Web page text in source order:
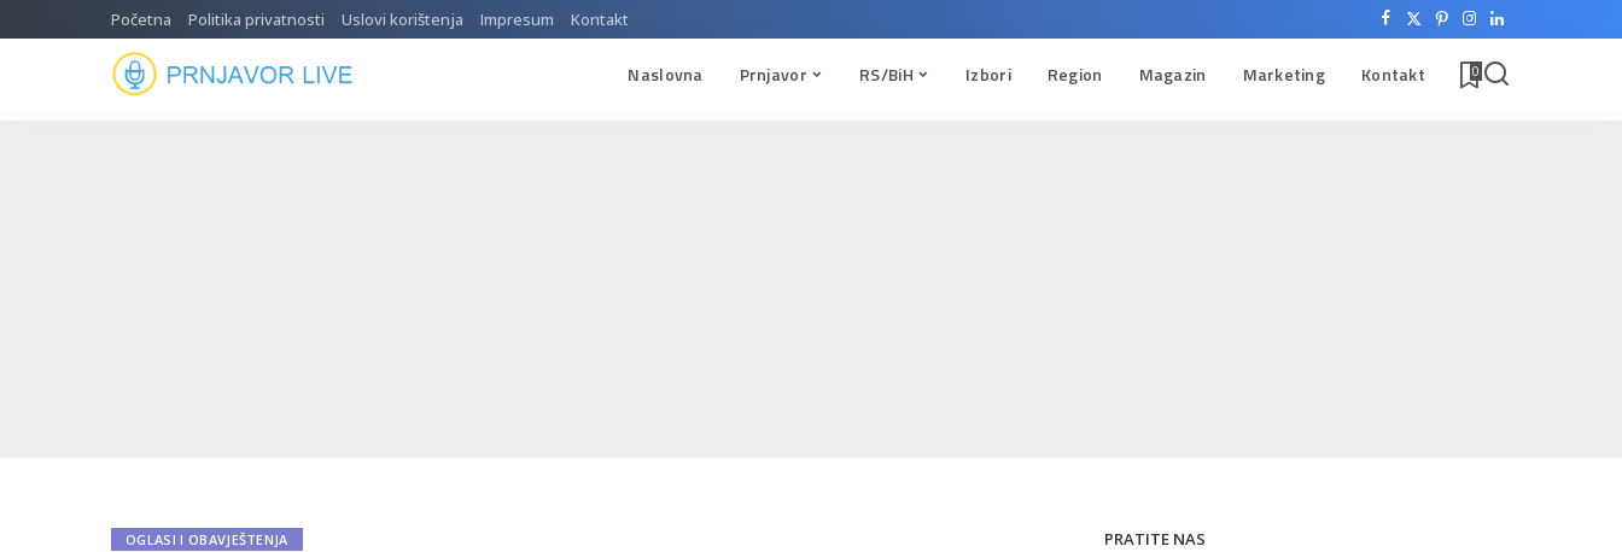
Početna Politika privatnosti Uslovi korištenja Impresum Kontakt
Naslovna Prnjavor RS/BiH Izbori Region Magazin Marketing Kontakt 0
OGLASI I OBAVJEŠTENJA PRATITE NAS